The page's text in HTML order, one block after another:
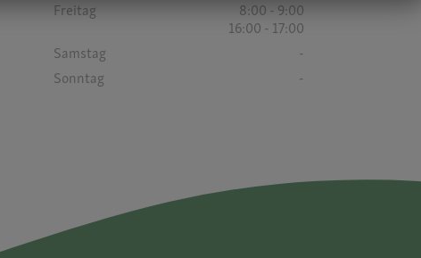
Freitag
8:00 - 9:00
16:00 - 17:00
Samstag
-
Sonntag
-